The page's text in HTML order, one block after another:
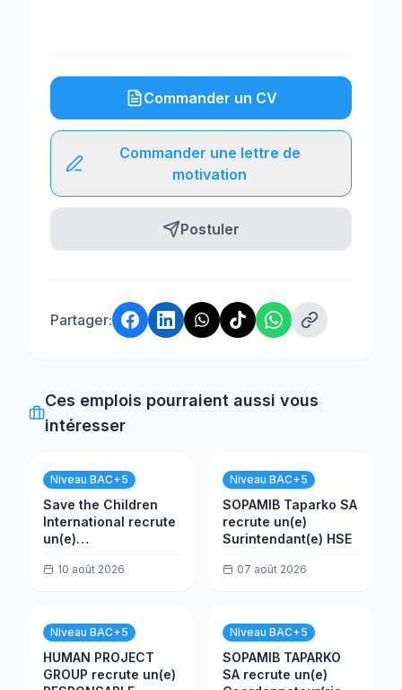
Commander un CV
Commander une lettre de
motivation
Postuler
Partager:
Ces emplois pourraient aussi vous
intéresser
Niveau BAC+5
Save the Children
International recrute
un(e)
national(e) au
10 août 2026
Niveau BAC+5
SOPAMIB Taparko SA
recrute un(e)
Surintendant(e) HSE
07 août 2026
Niveau BAC+5
HUMAN PROJECT
GROUP recrute un(e)
Niveau BAC+5
SOPAMIB TAPARKO
SA recrute un(e)